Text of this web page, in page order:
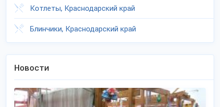
Котлеты, Краснодарский край
Блинчики, Краснодарский край
Новости